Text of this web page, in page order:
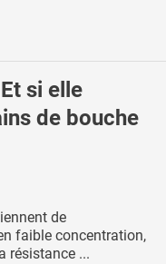
si elle
de bouche
de
faible concentration,
résistance ...